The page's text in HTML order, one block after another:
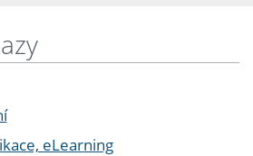
eLearning